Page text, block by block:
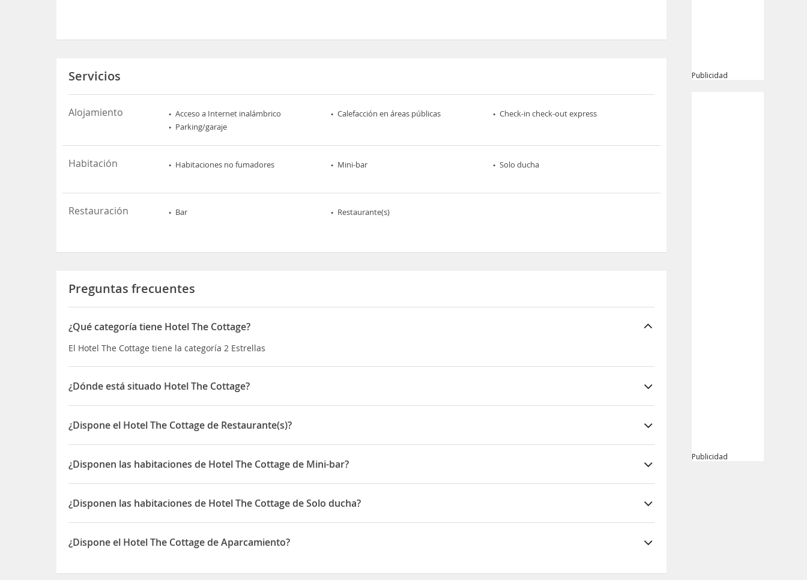
Servicios
Alojamiento Acceso a Internet inalámbrico Calefacción en áreas públicas
Check-in check-out express
Parking/garaje
Habitación Habitaciones no fumadores Mini-bar Solo ducha
Restauración Bar Restaurante(s)
Preguntas frecuentes
¿Qué categoría tiene Hotel The Cottage?
El Hotel The Cottage tiene la categoría 2 Estrellas
¿Dónde está situado Hotel The Cottage?
El Hotel The Cottage está situado en 12 Canal Bridge
¿Dispone el Hotel The Cottage de Restaurante(s)?
Sí, el Hotel The Cottage dispone de Restaurante(s)
¿Disponen las habitaciones de Hotel The Cottage de Mini-bar?
Sí, las habitaciones del Hotel The Cottage disponen de Mini-bar
¿Disponen las habitaciones de Hotel The Cottage de Solo ducha?
Sí, las habitaciones del Hotel The Cottage disponen de Solo ducha
¿Dispone el Hotel The Cottage de Aparcamiento?
Publicidad
Publicidad